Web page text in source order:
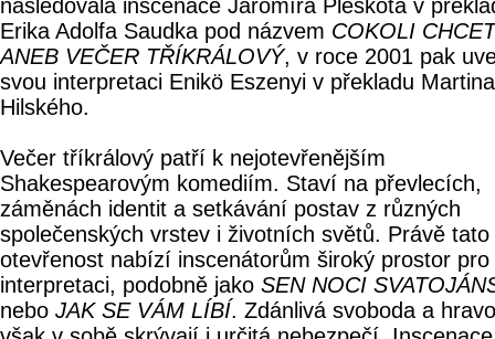
následovala inscenace Jaromíra Pleskota v
Erika Adolfa Saudka pod názvem COKOLI
ANEB VEČER TŘÍKRÁLOVÝ, v roce 2001 pak
svou interpretaci Enikö Eszenyi v překladu Martina
Hilského.
Večer tříkrálový patří k nejotevřenějším
Shakespearovým komediím. Staví na převlecích,
záměnách identit a setkávání postav z různých
společenských vrstev i životních světů. Právě tato
otevřenost nabízí inscenátorům široký prostor pro
interpretaci, podobně jako SEN NOCI
nebo JAK SE VÁM LÍBÍ. Zdánlivá svoboda a